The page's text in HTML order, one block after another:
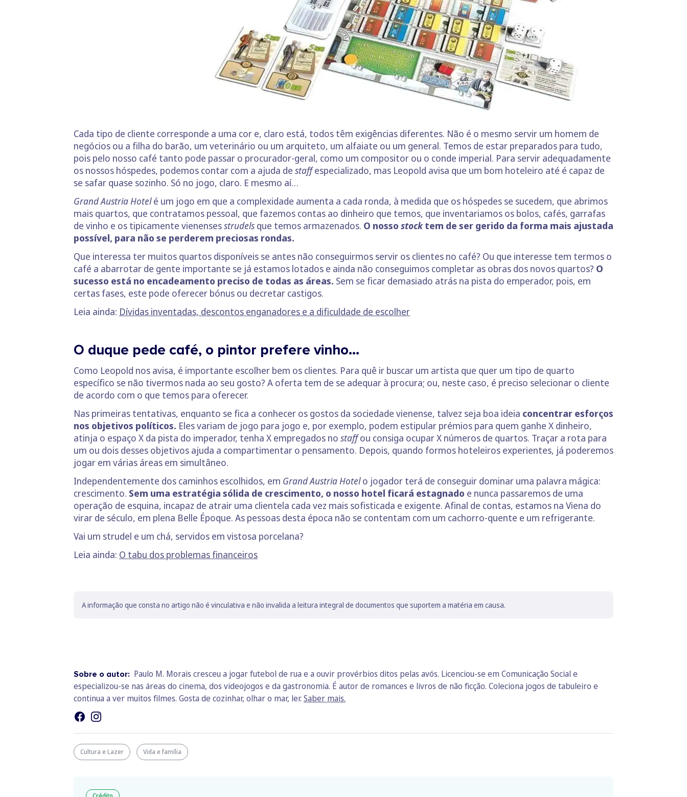
Cada tipo de cliente corresponde a uma cor e, claro está, todos têm exigências diferentes. Não é o mesmo servir um homem de
negócios ou a filha do barão, um veterinário ou um arquiteto, um alfaiate ou um general. Temos de estar preparados para tudo,
pois pelo nosso café tanto pode passar o procurador-geral, como um compositor ou o conde imperial. Para servir adequadamente
os nossos hóspedes, podemos contar com a ajuda de staffespecializado, mas Leopold avisa que um bom hoteleiro até é capaz de
se safar quase sozinho. Só no jogo, claro. E mesmo aí…
Grand Austria Hotelé um jogo em que a complexidade aumenta a cada ronda, à medida que os hóspedes se sucedem, que abrimos
mais quartos, que contratamos pessoal, que fazemos contas ao dinheiro que temos, que inventariamos os bolos, cafés, garrafas
de vinho e os tipicamente vienensesstrudels que temos armazenados. O nosso stocktem de ser gerido da forma mais ajustada
possível, para não se perderem preciosas rondas.
Que interessa ter muitos quartos disponíveis se antes não conseguirmos servir os clientes no café? Ou que interesse tem termos o
café a abarrotar de gente importante se já estamos lotados e ainda não conseguimos completar as obras dos novos quartos? O
sucesso está no encadeamento preciso de todas as áreas. Sem se ficar demasiado atrás na pista do emperador, pois, em
certas fases, este pode oferecer bónus ou decretar castigos.
Leia ainda: Dívidas inventadas, descontos enganadores e a dificuldade de escolher
O duque pede café, o pintor prefere vinho…
Como Leopold nos avisa, é importante escolher bem os clientes. Para quê ir buscar um artista que quer um tipo de quarto
específico se não tivermos nada ao seu gosto? A oferta tem de se adequar à procura; ou, neste caso, é preciso selecionar o cliente
de acordo com o que temos para oferecer.
Nas primeiras tentativas, enquanto se fica a conhecer os gostos da sociedade vienense, talvez seja boa ideia concentrar esforços
nos objetivos políticos. Eles variam de jogo para jogo e, por exemplo, podem estipular prémios para quem ganhe X dinheiro,
atinja o espaço X da pista do imperador, tenha X empregados no staffou consiga ocupar X números de quartos. Traçar a rota para
um ou dois desses objetivos ajuda a compartimentar o pensamento. Depois, quando formos hoteleiros experientes, já poderemos
jogar em várias áreas em simultâneo.
Independentemente dos caminhos escolhidos, em Grand Austria Hotelo jogador terá de conseguir dominar uma palavra mágica:
crescimento. Sem uma estratégia sólida de crescimento, o nosso hotel ficará estagnado e nunca passaremos de uma
operação de esquina, incapaz de atrair uma clientela cada vez mais sofisticada e exigente. Afinal de contas, estamos na Viena do
virar de século, em plena Belle Époque. As pessoas desta época não se contentam com um cachorro-quente e um refrigerante.
Vai um strudel e um chá, servidos em vistosa porcelana?
Leia ainda: O tabu dos problemas financeiros
A informação que consta no artigo não é vinculativa e não invalida a leitura integral de documentos que suportem a matéria em causa.
Sobre o autor: Paulo M. Morais cresceu a jogar futebol de rua e a ouvir provérbios ditos pelas avós. Licenciou-se em Comunicação Social e
especializou-se nas áreas do cinema, dos videojogos e da gastronomia. É autor de romances e livros de não ficção. Coleciona jogos de tabuleiro e
continua a ver muitos filmes. Gosta de cozinhar, olhar o mar, ler.Saber mais.
Cultura e Lazer Vida e família